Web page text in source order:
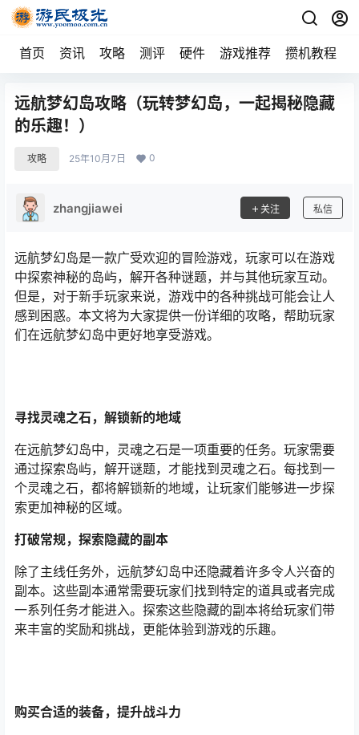
首页 资讯 攻略 测评 硬件 游戏推荐 攒机教程
远航梦幻岛攻略（玩转梦幻岛，一起揭秘隐藏
的乐趣！）
攻略 25年10月7日 0
zhangjiawei 关注 私信
远航梦幻岛是一款广受欢迎的冒险游戏，玩家可以在游戏
中探索神秘的岛屿，解开各种谜题，并与其他玩家互动。
但是，对于新手玩家来说，游戏中的各种挑战可能会让人
感到困惑。本文将为大家提供一份详细的攻略，帮助玩家
们在远航梦幻岛中更好地享受游戏。
寻找灵魂之石，解锁新的地域
在远航梦幻岛中，灵魂之石是一项重要的任务。玩家需要
通过探索岛屿，解开谜题，才能找到灵魂之石。每找到一
个灵魂之石，都将解锁新的地域，让玩家们能够进一步探
索更加神秘的区域。
打破常规，探索隐藏的副本
除了主线任务外，远航梦幻岛中还隐藏着许多令人兴奋的
副本。这些副本通常需要玩家们找到特定的道具或者完成
一系列任务才能进入。探索这些隐藏的副本将给玩家们带
来丰富的奖励和挑战，更能体验到游戏的乐趣。
购买合适的装备，提升战斗力